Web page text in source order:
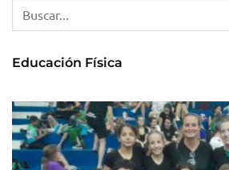
Educación Física